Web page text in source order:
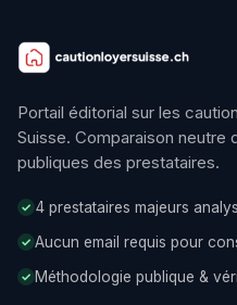
Portail éditorial sur les
Suisse. Comparaison neutre
publiques des prestataires.
✓ 4 prestataires majeurs
✓ Aucun email requis pour
✓ Méthodologie publique &